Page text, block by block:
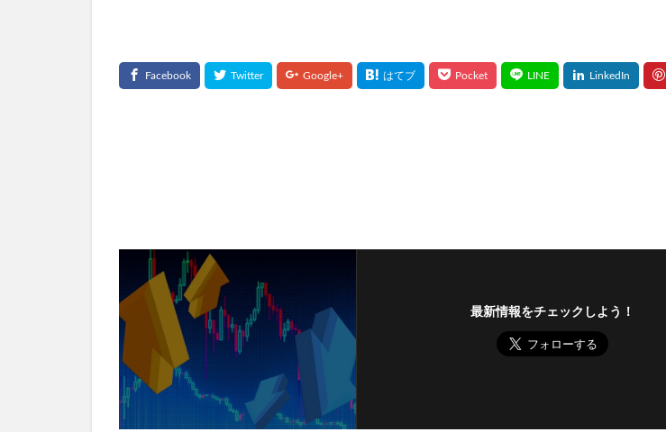
最新情報をチェックしよう！